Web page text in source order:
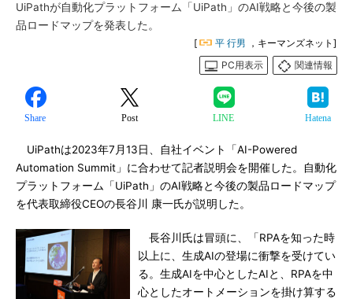
UiPathが自動化プラットフォーム「UiPath」のAI戦略と今後の製
品ロードマップを発表した。
[ 平 行男 ，キーマンズネット]
PC用表示
関連情報
Share Post LINE Hatena
UiPathは2023年7月13日、自社イベント「AI-Powered
Automation Summit」に合わせて記者説明会を開催した。自動化
プラットフォーム「UiPath」のAI戦略と今後の製品ロードマップ
を代表取締役CEOの長谷川 康一氏が説明した。
長谷川氏は冒頭に、「RPAを知った時
以上に、生成AIの登場に衝撃を受けてい
る。生成AIを中心としたAIと、RPAを中
心としたオートメーションを掛け算する